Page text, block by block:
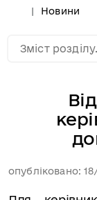
Новини
опубліковано:
Зміст